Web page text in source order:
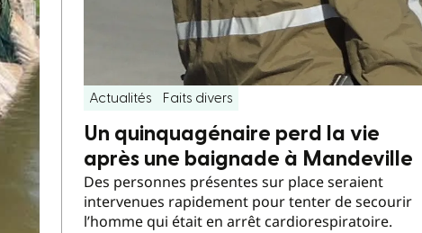
Actualités Faits divers
Un quinquagénaire perd la vie
après une baignade à Mandeville
Des personnes présentes sur place seraient
intervenues rapidement pour tenter de secourir
l’homme qui était en arrêt cardiorespiratoire.